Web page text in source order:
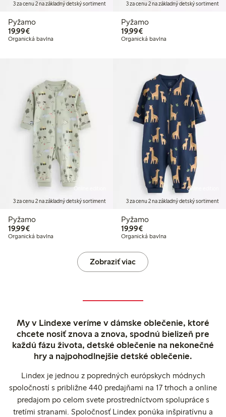
3 za cenu 2 na základný detský sortiment
Pyžamo
19,99€19,99 €
Organická bavlna
3 za cenu 2 na základný detský sortiment
Pyžamo
19,99€19,99 €
Organická bavlna
Online edition
3 za cenu 2 na základný detský sortiment
Pyžamo
19,99€19,99 €
Organická bavlna
Online edition
3 za cenu 2 na základný detský sortiment
Pyžamo
19,99€19,99 €
Organická bavlna
Zobraziť viac
My v Lindexe veríme v dámske oblečenie, ktoré
chcete nosiť znova a znova, spodnú bielizeň pre
každú fázu života, detské oblečenie na nekonečné
hry a najpohodlnejšie detské oblečenie.
Lindex je jednou z popredných európskych módnych
spoločností s približne 440 predajňami na 17 trhoch a online
predajom po celom svete prostredníctvom spolupráce s
tretími stranami. Spoločnosť Lindex ponúka inšpiratívnu a